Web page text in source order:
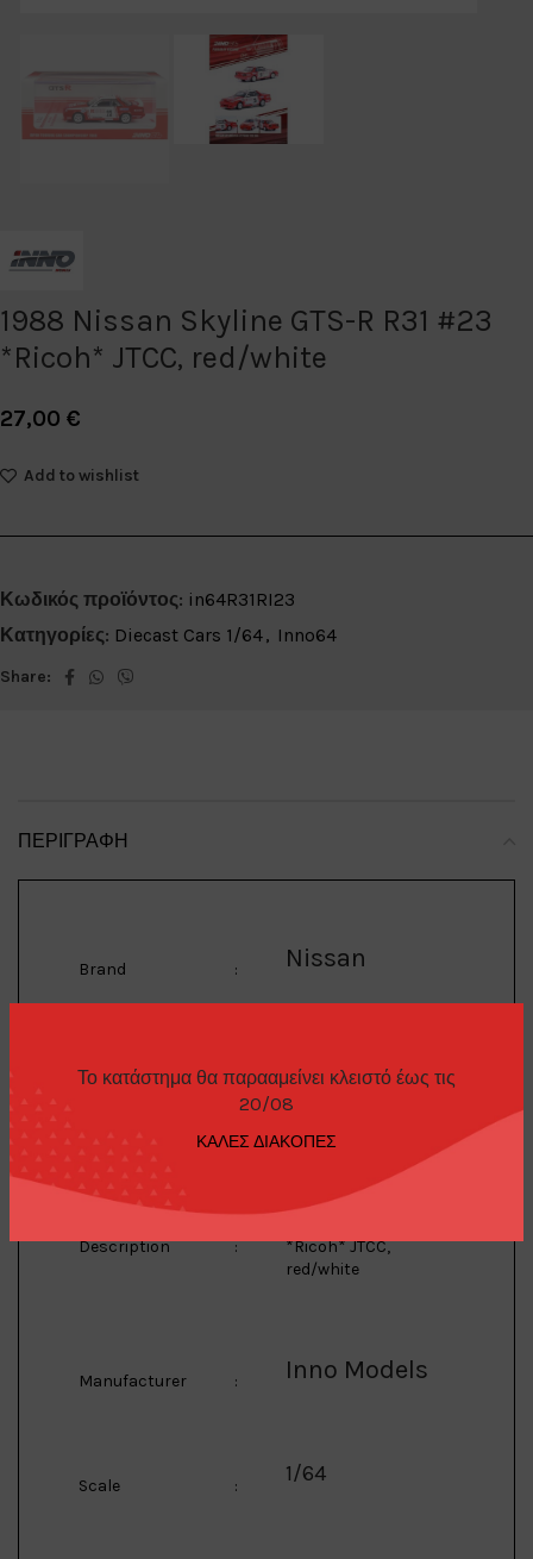
Το κατάστημα θα παρααμείνει κλειστό έως τις
20/08
ΚΑΛΕΣ ΔΙΑΚΟΠΕΣ
1988 Nissan Skyline GTS-R R31 #23
*Ricoh* JTCC, red/white
27,00 €
Add to wishlist
Κωδικός προϊόντος: in64R31RI23
Κατηγορίες: Diecast Cars 1/64, Inno64
Share:
ΠΕΡΙΓΡΑΦΉ
Brand : Nissan
Skyline GTS-R
R31 #23
Description :
1988 Nissan Skyline
*Ricoh* JTCC,
red/white
Manufacturer : Inno Models
Scale : 1/64